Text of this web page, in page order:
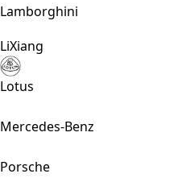
Lamborghini
LiXiang
Lotus
Mercedes-Benz
Porsche